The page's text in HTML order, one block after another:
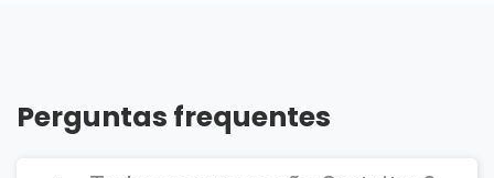
Perguntas frequentes